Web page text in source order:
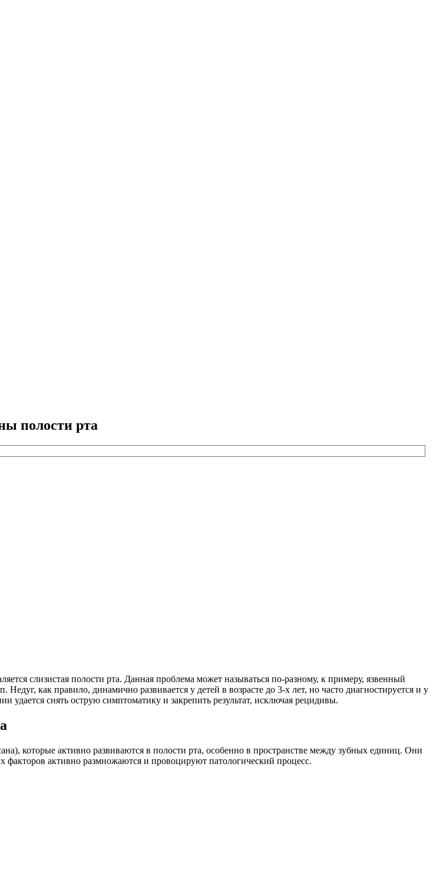
полости рта
слизистая полости рта. Данная проблема может называться по-разному, к примеру, язвенный
как правило, динамично развивается у детей в возрасте до 3-х лет, но часто диагностируется и у
снять острую симптоматику и закрепить результат, исключая рецидивы.
которые активно развиваются в полости рта, особенно в пространстве между зубных единиц. Они
факторов активно размножаются и провоцируют патологический процесс.